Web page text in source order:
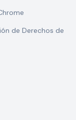
de Derechos de